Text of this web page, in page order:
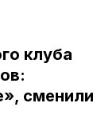
клуба
сменили